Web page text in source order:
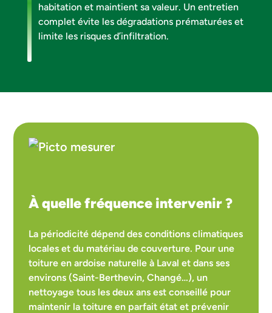
habitation et maintient sa valeur. Un entretien
complet évite les dégradations prématurées et
limite les risques d’infiltration.
À quelle fréquence intervenir ?
La périodicité dépend des conditions climatiques
locales et du matériau de couverture. Pour une
toiture en ardoise naturelle à Laval et dans ses
environs (Saint-Berthevin, Changé…), un
nettoyage tous les deux ans est conseillé pour
maintenir la toiture en parfait état et prévenir